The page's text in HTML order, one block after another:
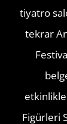
tiyatro
tekrar
Figürleri